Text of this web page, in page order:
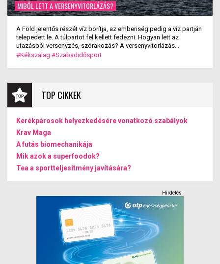
MIBŐL LETT A VERSENYVITORLÁZÁS?
A Föld jelentős részét víz borítja, az emberiség pedig a víz partján
telepedett le. A túlpartot fel kellett fedezni. Hogyan lett az
utazásból versenyzés, szórakozás? A versenyvitorlázás
kialakulása.
#Kékszalag #Szabadidősport
TOP CIKKEK
Kerékpárosok helyezkedésére vonatkozó szabályok
Krav Maga
A futás biomechanikája
Mik azok a superfoodok?
Tea a sportteljesítmény javítására?
Hirdetés